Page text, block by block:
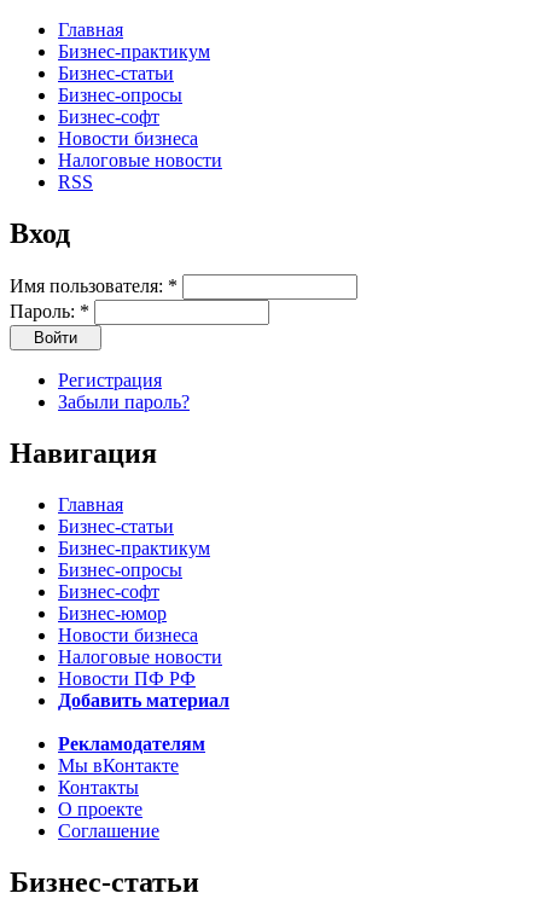
Главная
Бизнес-практикум
Бизнес-статьи
Бизнес-опросы
Бизнес-софт
Новости бизнеса
Налоговые новости
RSS
Вход
Имя пользователя: *
Пароль: *
Регистрация
Забыли пароль?
Навигация
Главная
Бизнес-статьи
Бизнес-практикум
Бизнес-опросы
Бизнес-софт
Бизнес-юмор
Новости бизнеса
Налоговые новости
Новости ПФ РФ
Добавить материал
Рекламодателям
Мы вКонтакте
Контакты
О проекте
Соглашение
Бизнес-статьи